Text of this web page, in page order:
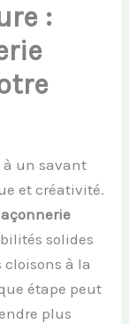
:
à un savant
et créativité.
solides
à la
étape peut
plus